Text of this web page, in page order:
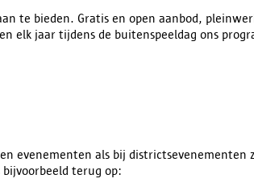
te bieden. Gratis en open aanbod,
elk jaar tijdens de buitenspeeldag ons
evenementen als bij districtsevenementen
bijvoorbeeld terug op: